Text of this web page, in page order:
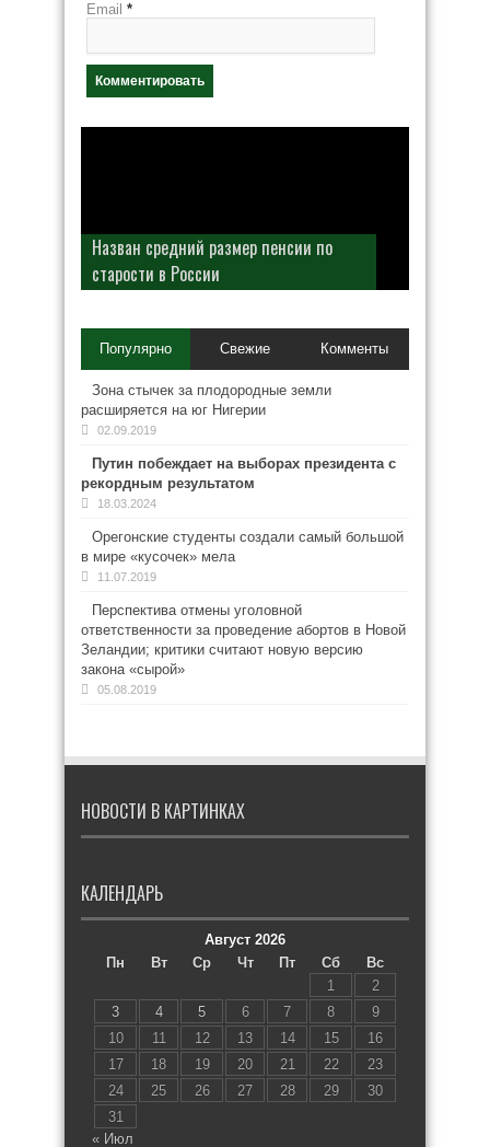
Email *
Назван средний размер пенсии по
старости в России
Популярно Свежие Комменты
Зона стычек за плодородные земли
расширяется на юг Нигерии
02.09.2019
Путин побеждает на выборах президента с
рекордным результатом
18.03.2024
Орегонские студенты создали самый большой
в мире «кусочек» мела
11.07.2019
Перспектива отмены уголовной
ответственности за проведение абортов в Новой
Зеландии; критики считают новую версию
закона «сырой»
05.08.2019
НОВОСТИ В КАРТИНКАХ
КАЛЕНДАРЬ
Август 2026
Пн
Вт Ср Чт Пт Сб
Вс
1
2
3
4 5 6 7 8
9
10
11 12 13 14 15
16
17
18 19 20 21 22
23
24
25 26 27 28 29
30
31
« Июл